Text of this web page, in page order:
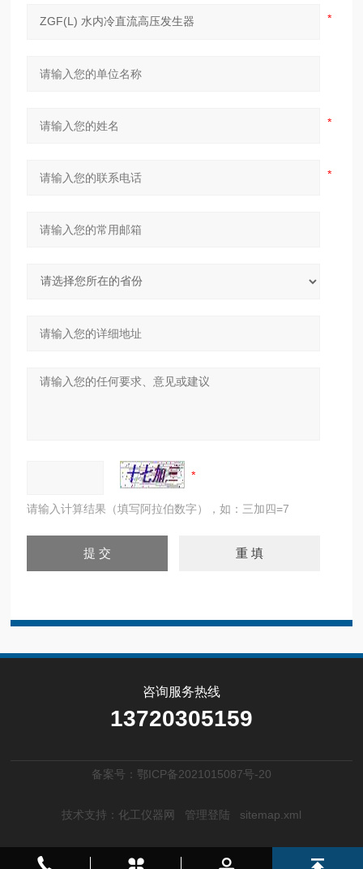
请输入计算结果（填写阿拉伯数字），如：三加四=7
咨询服务热线
13720305159
备案号：鄂ICP备2021015087号-20
技术支持： 化工仪器网 管理登陆 sitemap.xml